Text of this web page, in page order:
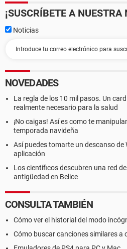
¡SUSCRÍBETE A NUESTRA
Noticias
NOVEDADES
La regla de los 10 mil pasos. Un
realmente necesario para la salud
¡No caigas! Así es como te
temporada navideña
Así puedes tomarte un descanso de
aplicación
Los científicos descubren una red
antigüedad en Belice
CONSULTA TAMBIÉN
Cómo ver el historial del modo
Cómo buscar canciones similares a